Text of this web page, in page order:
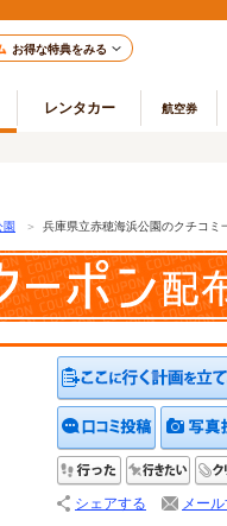
お得な特典をみる
レンタカー 航空券
園 ＞ 兵庫県立赤穂海浜公園のクチコミ
クチコミ
行った 行き
シェアする メー